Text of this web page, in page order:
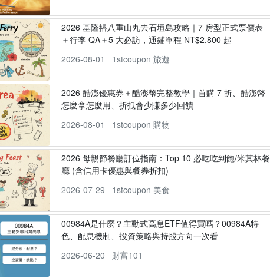
2026 基隆搭八重山丸去石垣島攻略｜7 房型正式票價表
＋行李 QA＋5 大必訪，通鋪單程 NT$2,800 起
2026-08-01
1stcoupon 旅遊
2026 酷澎優惠券＋酷澎幣完整教學｜首購 7 折、酷澎幣
怎麼拿怎麼用、折抵會少賺多少回饋
2026-08-01
1stcoupon 購物
2026 母親節餐廳訂位指南：Top 10 必吃吃到飽/米其林餐
廳 (含信用卡優惠與餐券折扣)
2026-07-29
1stcoupon 美食
00984A是什麼？主動式高息ETF值得買嗎？00984A特
色、配息機制、投資策略與持股方向一次看
2026-06-20
財富101